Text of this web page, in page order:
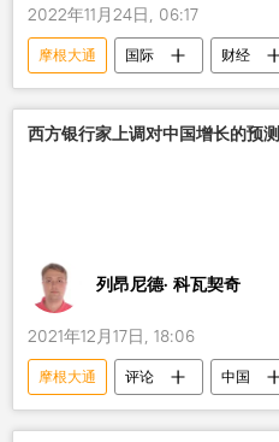
2022年11月24日, 06:17
摩根大通 国际 财经
西方银行家上调对中国增长的预测
列昂尼德· 科瓦契奇
2021年12月17日, 18:06
摩根大通 评论 中国